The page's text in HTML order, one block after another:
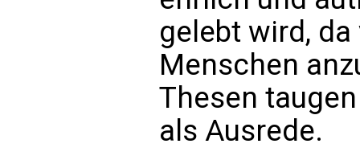
gelebt wird,
Menschen
Thesen
als Ausrede.